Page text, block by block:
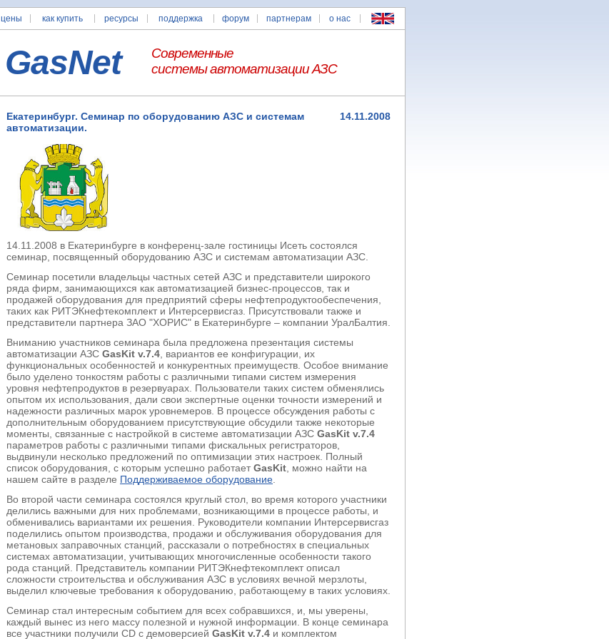
цены как купить ресурсы поддержка форум партнерам о нас
GasNet
Современные
системы автоматизации АЗС
Екатеринбург. Семинар по оборудованию АЗС и системам
автоматизации.
14.11.2008
14.11.2008 в Екатеринбурге в конференц-зале гостиницы Исеть состоялся
семинар, посвященный оборудованию АЗС и системам автоматизации АЗС.
Семинар посетили владельцы частных сетей АЗС и представители широкого
ряда фирм, занимающихся как автоматизацией бизнес-процессов, так и
продажей оборудования для предприятий сферы нефтепродуктообеспечения,
таких как РИТЭКнефтекомплект и Интерсервисгаз. Присутствовали также и
представители партнера ЗАО "ХОРИС" в Екатеринбурге – компании УралБалтия.
Вниманию участников семинара была предложена презентация системы
автоматизации АЗС GasKit v.7.4 , вариантов ее конфигурации, их
функциональных особенностей и конкурентных преимуществ. Особое внимание
было уделено тонкостям работы с различными типами систем измерения
уровня нефтепродуктов в резервуарах. Пользователи таких систем обменялись
опытом их использования, дали свои экспертные оценки точности измерений и
надежности различных марок уровнемеров. В процессе обсуждения работы с
дополнительным оборудованием присутствующие обсудили также некоторые
моменты, связанные с настройкой в системе автоматизации АЗС GasKit v.7.4
параметров работы с различными типами фискальных регистраторов,
выдвинули несколько предложений по оптимизации этих настроек. Полный
список оборудования, с которым успешно работаетGasKit , можно найти на
нашем сайте в разделе Поддерживаемое оборудование
Во второй части семинара состоялся круглый стол, во время которого участники
делились важными для них проблемами, возникающими в процессе работы, и
обменивались вариантами их решения. Руководители компании Интерсервисгаз
поделились опытом производства, продажи и обслуживания оборудования для
метановых заправочных станций, рассказали о потребностях в специальных
системах автоматизации, учитывающих многочисленные особенности такого
рода станций. Представитель компании РИТЭКнефтекомплект описал
сложности строительства и обслуживания АЗС в условиях вечной мерзлоты,
выделил ключевые требования к оборудованию, работающему в таких условиях.
Семинар стал интересным событием для всех собравшихся, и, мы уверены,
каждый вынес из него массу полезной и нужной информации. В конце семинара
все участники получили CD с демоверсией GasKit v.7.4 и комплектом